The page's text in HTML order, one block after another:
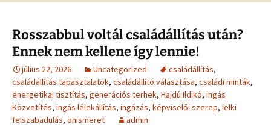
Rosszabbul voltál családállítás után?
Ennek nem kellene így lennie!
július 22, 2026 Uncategorized családállítás,
családállítás tapasztalatok, családállító választása, családi minták,
energetikai tisztítás, generációs terhek, Hajdú Ildikó, ingás
Közvetítés, ingás lélekállítás, ingázás, képviselői szerep, lelki
felszabadulás, önismeret admin